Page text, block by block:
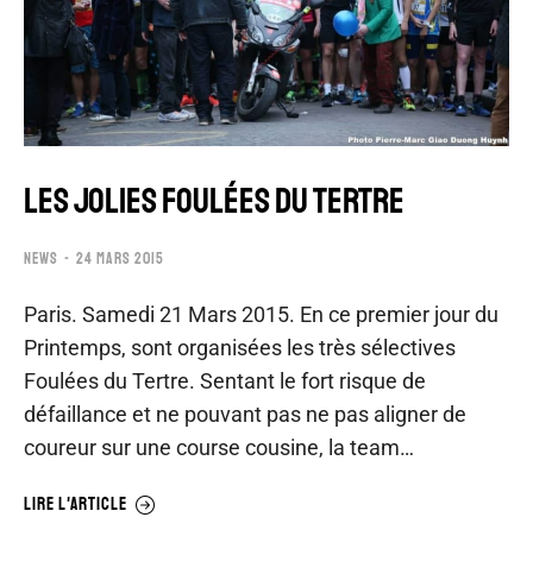
LES JOLIES FOULÉES DU TERTRE
NEWS 24 MARS 2015
Paris. Samedi 21 Mars 2015. En ce premier jour du
Printemps, sont organisées les très sélectives
Foulées du Tertre. Sentant le fort risque de
défaillance et ne pouvant pas ne pas aligner de
coureur sur une course cousine, la team…
LIRE L'ARTICLE